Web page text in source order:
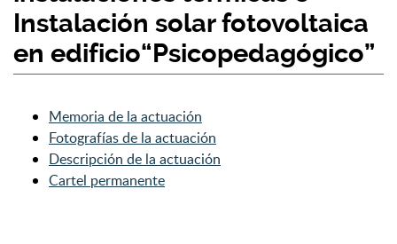
Instalación solar fotovoltaica
en edificio“Psicopedagógico”
Memoria de la actuación
Fotografías de la actuación
Descripción de la actuación
Cartel permanente